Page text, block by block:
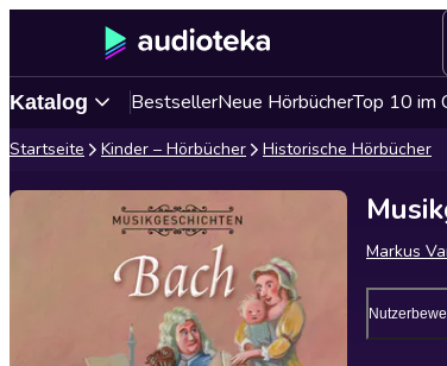
Katalog BestsellerNeue HörbücherTop 10 im
Startseite Kinder – Hörbücher Historische Hörbücher
Markus